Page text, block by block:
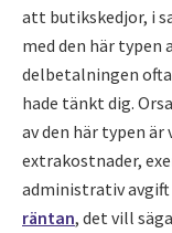
att butikskedjor, i
med den här typen
delbetalningen
hade tänkt dig.
av den här typen
extrakostnader,
administrativ avgift
räntan, det vill